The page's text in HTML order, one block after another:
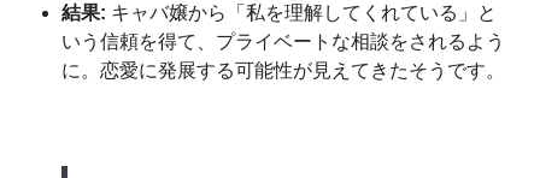
結果: キャバ嬢から「私を理解してくれている」と
いう信頼を得て、プライベートな相談をされるよう
に。恋愛に発展する可能性が見えてきたそうです。